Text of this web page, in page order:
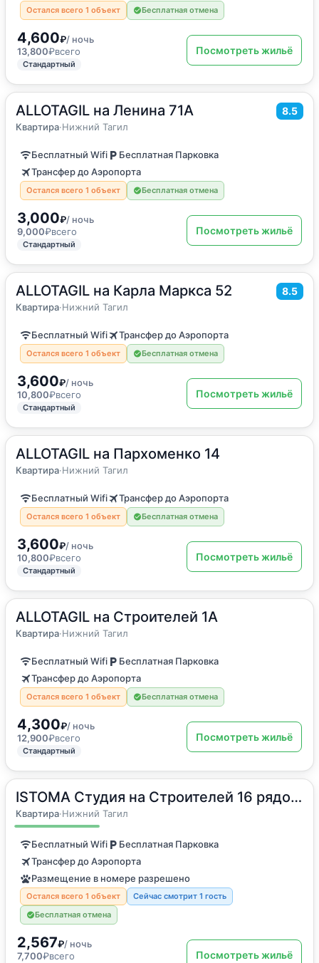
Остался всего 1 объект Бесплатная отмена
4,600₽/ ночь
13,800₽всего
Стандартный
Посмотреть жильё
ALLOTAGIL на Ленина 71А 8.5
Квартира·Нижний Тагил
32 м2·4 гостя
Квартира
Бесплатный Wifi
Бесплатная Парковка
Трансфер до Аэропорта
Остался всего 1 объект Бесплатная отмена
3,000₽/ ночь
9,000₽всего
Стандартный
Посмотреть жильё
ALLOTAGIL на Карла Маркса 52 8.5
Квартира·Нижний Тагил
37 м2·4 гостя
Квартира
Бесплатный Wifi Трансфер до Аэропорта
Остался всего 1 объект Бесплатная отмена
3,600₽/ ночь
10,800₽всего
Стандартный
Посмотреть жильё
ALLOTAGIL на Пархоменко 14
Квартира·Нижний Тагил
45 м2·до 7 гостей
Квартира
Бесплатный Wifi Трансфер до Аэропорта
Остался всего 1 объект Бесплатная отмена
3,600₽/ ночь
10,800₽всего
Стандартный
Посмотреть жильё
ALLOTAGIL на Строителей 1А
Квартира·Нижний Тагил
43 м2·до 6 гостей
Квартира
Бесплатный Wifi
Бесплатная Парковка
Трансфер до Аэропорта
Остался всего 1 объект Бесплатная отмена
4,300₽/ ночь
12,900₽всего
Стандартный
Посмотреть жильё
ISTOMA Студия на Строителей 16 рядом с вокзалом
Квартира·Нижний Тагил
30м2·1 гость
Квартира
Бесплатный Wifi
Бесплатная Парковка
Трансфер до Аэропорта
Размещение в номере разрешено
Остался всего 1 объект
Сейчас смотрит 1 гость
Бесплатная отмена
2,567₽/ ночь
7,700₽всего Посмотреть жильё